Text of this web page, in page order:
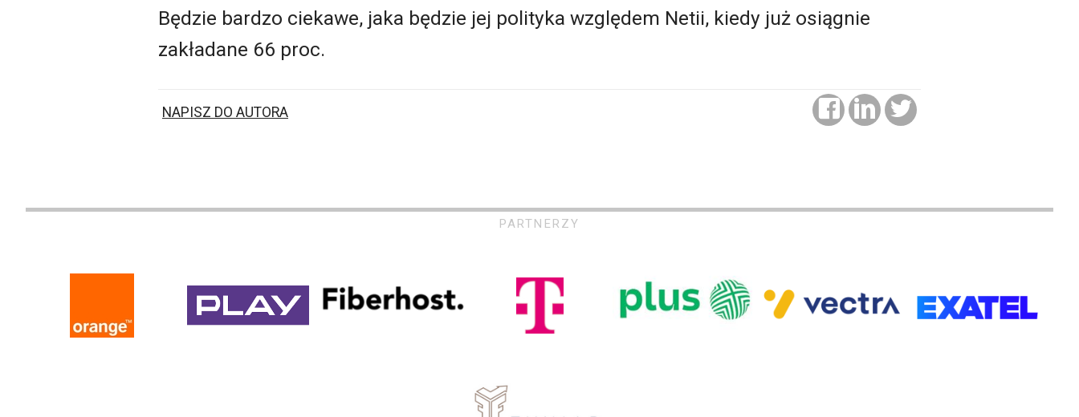
Będzie bardzo ciekawe, jaka będzie jej polityka względem Netii, kiedy już osiągnie
zakładane 66 proc.
NAPISZ DO AUTORA
PARTNERZY